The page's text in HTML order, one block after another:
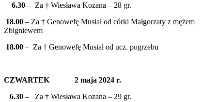
6.30 – Za † Wiesława Kozana – 28 gr.
18.00 – Za † Genowefę Musiał od córki Małgorzaty z mężem
Zbigniewem
18.00 – Za † Genowefę Musiał od ucz. pogrzebu
CZWARTEK 2 maja 2024 r.
6.30 – Za † Wiesława Kozana – 29 gr.